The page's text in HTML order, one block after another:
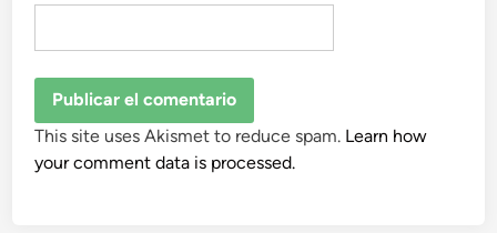
This site uses Akismet to reduce spam. Learn how
your comment data is processed.